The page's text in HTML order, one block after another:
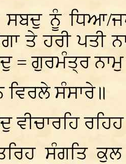
ਨੂੰ ਧਿਆ/
ਤੇ ਹਰੀ ਪਤੀ
= ਗੁਰਮੰਤ੍ਰ ਨਾਮੁ
ਸੰਸਾਰੇ॥
ਵੀਚਾਰਹਿ
ਸੰਗਤਿ